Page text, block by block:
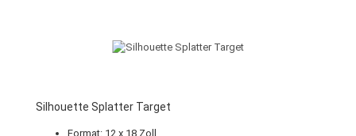
Silhouette Splatter Target
Format: 12 x 18 Zoll